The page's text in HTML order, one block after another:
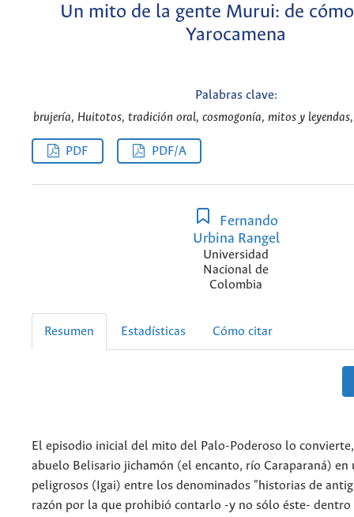
Un mito de la gente Murui: de
Yarocamena
Palabras clave:
brujería, Huitotos, tradición oral, cosmogonía, mitos y leyendas,
PDF PDF/A
Fernando
Urbina Rangel
Universidad
Nacional de
Colombia
Resumen Estadísticas Cómo citar
El episodio inicial del mito del Palo-Poderoso lo
abuelo Belisario jichamón (el encanto, río Caraparaná) en
peligrosos (Igai) entre los denominados "historias de
razón por la que prohibió contarlo -y no sólo éste- dentro